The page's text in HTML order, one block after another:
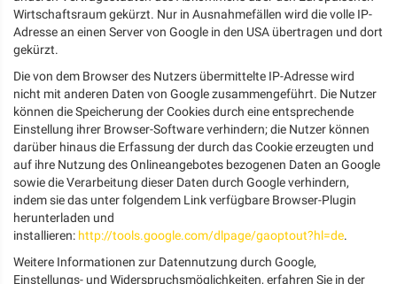
Wirtschaftsraum gekürzt. Nur in Ausnahmefällen wird die volle IP-
Adresse an einen Server von Google in den USA übertragen und dort
gekürzt.
Die von dem Browser des Nutzers übermittelte IP-Adresse wird
nicht mit anderen Daten von Google zusammengeführt. Die Nutzer
können die Speicherung der Cookies durch eine entsprechende
Einstellung ihrer Browser-Software verhindern; die Nutzer können
darüber hinaus die Erfassung der durch das Cookie erzeugten und
auf ihre Nutzung des Onlineangebotes bezogenen Daten an Google
sowie die Verarbeitung dieser Daten durch Google verhindern,
indem sie das unter folgendem Link verfügbare Browser-Plugin
herunterladen und
installieren: http://tools.google.com/dlpage/gaoptout?hl=de.
Weitere Informationen zur Datennutzung durch Google,
Einstellungs- und Widerspruchsmöglichkeiten, erfahren Sie in der